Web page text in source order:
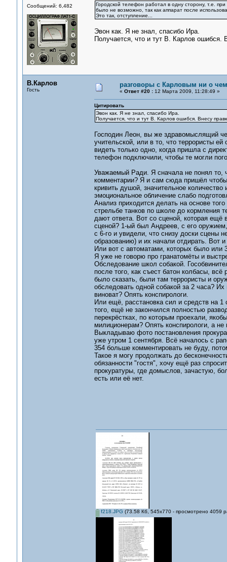
Сообщений: 6,482
Городской телефон работал в одну сторону, т.е.
было не возможно, так как аппарат после
Это так, отступление...
Эвон как. Я не знал, спасибо Ира.
Получается, что и тут В. Карлов ошибся.
В.Карлов
Гость
разговоры с Карловым ни о
« Ответ #20 :12 Марта 2009, 11:28:49 »
Цитировать
Эвон как. Я не знал, спасибо Ира.
Получается, что и тут В. Карлов ошибся. Внесу
Господин Леон, вы же здравомыслящий
учительской, или в то, что террористы
видеть только одно, когда пришла с
телефон подключили, чтобы те могли
Уважаемый Ради. Я сначала не понял то,
комментарии? Я и сам сюда пришёл
кривить душой, значительное
эмоциональное обличение слабо
Анализ приходится делать на основе
стрельбе танков по школе до кормления
дают ответа. Вот со сценой, которая
сценой? 1-ый был Андреев, с его
с 6-го и увидели, что снизу доски сцены
образованию) и их начали отдирать. Вот
Или вот с автоматами, которых было
Я уже не говорю про гранатомёты и
Обследование школ собакой.
после того, как съест батон колбасы,
было сказать, были там террористы и
обследовать одной собакой за 2 часа?
виноват? Опять конспирологи.
Или ещё, расстановка сил и средств на 1
того, ещё не закончился полностью
перекрёстках, по которым проехали,
милиционерам? Опять конспирологи, а не
Выкладываю фото постановления
уже утром 1 сентября. Всё началось с
354 больше комментировать не буду,
Такое я могу продолжать до
обязанности "гостя", хочу ещё раз
прокуратуры, где домыслов, зачастую,
есть или её нет.
f218.JPG (73.58 Кб, 545x770 - просмотрено 4059